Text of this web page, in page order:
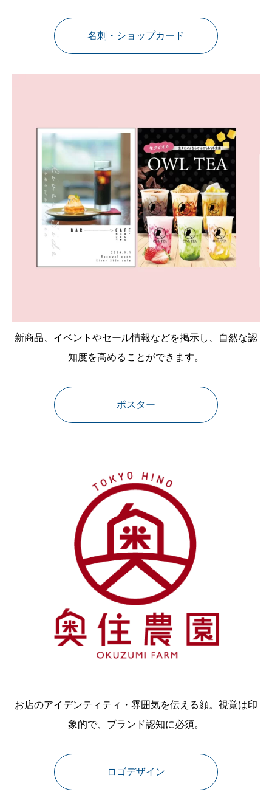
名刺・ショップカード
新商品、イベントやセール情報などを掲示し、自然な認
知度を高めることができます。
ポスター
お店のアイデンティティ・雰囲気を伝える顔。視覚は印
象的で、ブランド認知に必須。
ロゴデザイン